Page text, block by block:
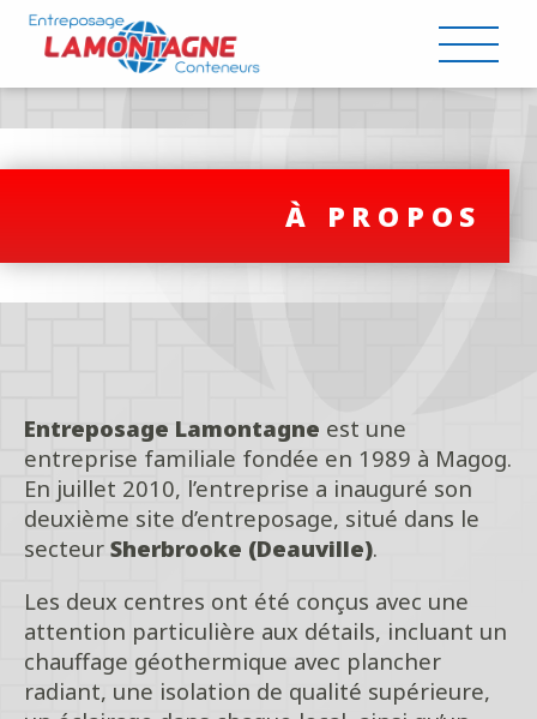
À PROPOS
Entreposage Lamontagne est une
entreprise familiale fondée en 1989 à Magog.
En juillet 2010, l’entreprise a inauguré son
deuxième site d’entreposage, situé dans le
secteur Sherbrooke (Deauville).
Les deux centres ont été conçus avec une
attention particulière aux détails, incluant un
chauffage géothermique avec plancher
radiant, une isolation de qualité supérieure,